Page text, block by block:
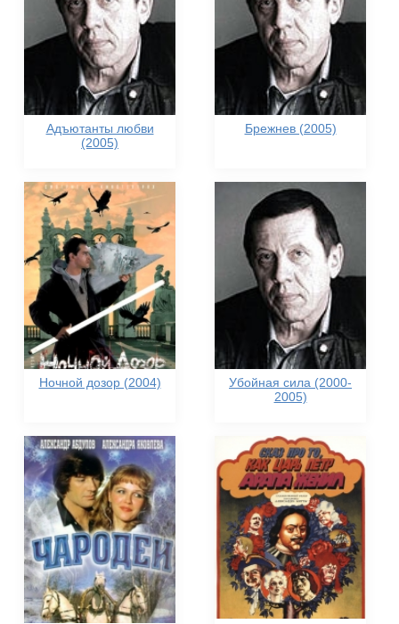
Адъютанты любви
(2005)
Брежнев (2005)
Ночной дозор (2004)
Убойная сила (2000-
2005)